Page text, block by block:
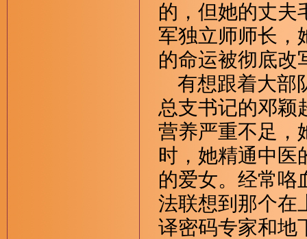
的，但她的丈夫
军独立师师长，
的命运被彻底改
有想跟着大部
总支书记的邓颖
营养严重不足，
时，她精通中医
的爱女。经常咯
法联想到那个在
译密码专家和地